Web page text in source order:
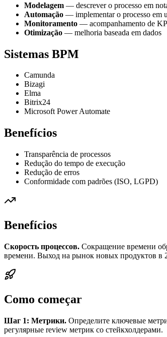
Modelagem — descrever o processo em
Automação — implementar o processo em
Monitoramento — acompanhamento de
Otimização — melhoria baseada em dados
Sistemas BPM
Camunda
Bizagi
Elma
Bitrix24
Microsoft Power Automate
Benefícios
Transparência de processos
Redução do tempo de execução
Redução de erros
Conformidade com padrões (ISO, LGPD)
Benefícios
Скорость процессов. Сокращение времени
времени. Выход на рынок новых продуктов в 2
Como começar
Шаг 1: Метрики. Определите ключевые
регулярные review метрик со стейкхолдерами.